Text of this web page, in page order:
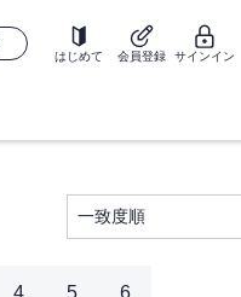
はじめて 会員登録 サインイン
一致度順
4 5 6